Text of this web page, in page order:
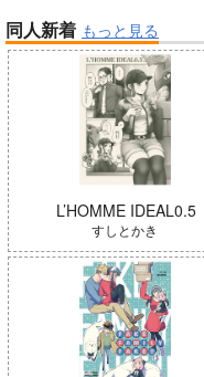
帝国機神ヴォルカミオン 2
Peachful Story(通常盤)/桃鈴
同人新着 もっと見る
L’HOMME IDEAL0.5
すしとかき